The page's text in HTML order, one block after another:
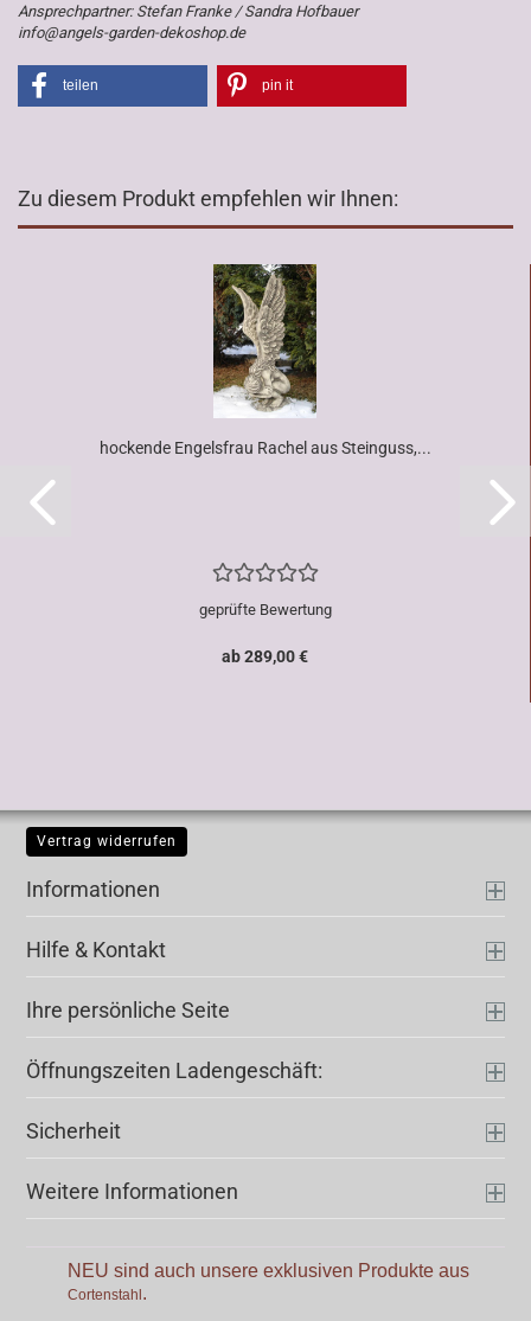
Ansprechpartner: Stefan Franke / Sandra Hofbauer
info@angels-garden-dekoshop.de
teilen pin it
Zu diesem Produkt empfehlen wir Ihnen:
hockende Engelsfrau Rachel aus Steinguss,...
geprüfte Bewertung
ab 289,00 €
Vertrag widerrufen
Informationen
Hilfe & Kontakt
Ihre persönliche Seite
Öffnungszeiten Ladengeschäft:
Sicherheit
Weitere Informationen
NEU sind auch unsere exklusiven Produkte aus
Cortenstahl.